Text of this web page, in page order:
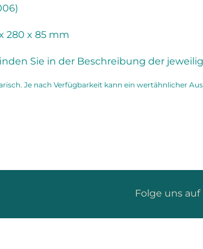
280 x 85 mm
Sie in der Beschreibung der
Je nach Verfügbarkeit kann ein wertähnlicher
Folge uns auf